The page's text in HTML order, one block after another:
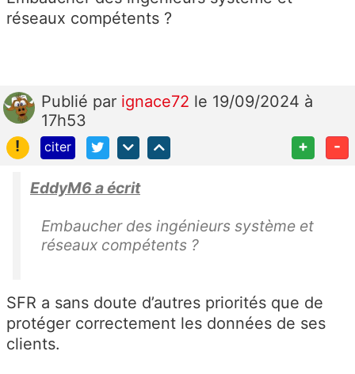
réseaux compétents ?
Publié par ignace72 le 19/09/2024 à
17h53
!
citer + -
EddyM6 a écrit
Embaucher des ingénieurs système et
réseaux compétents ?
SFR a sans doute d’autres priorités que de
protéger correctement les données de ses
clients.